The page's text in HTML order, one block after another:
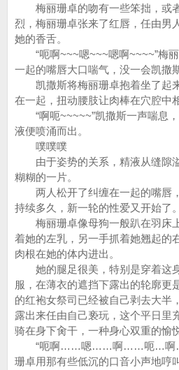
梅丽珊卓的吻有一些笨拙，或
烈，梅丽珊卓张来了红唇，任由男
她的香舌。
“呃啊~~~嗯~~~嗯啊~~~~”梅丽
一起的嘴唇大口喘气，没一会凯撒
凯撒斯将梅丽珊卓抱着坐了起
在一起，扭动腰肢让肉棒在穴腔中
“啊呃~~~~~”凯撒斯一声喘息，
液便喷涌而出。
噗噗噗
由于姿势的关系，精液从缝隙
糊糊的一片。
两人松开了纠缠在一起的嘴唇
持续多久，新一轮的性爱又开始了。
梅丽珊卓像母狗一般趴在羽床
着她的左乳，另一手抓着她翘起的
肉根在她的体内进出。
她的腿足很美，特别是穿着这
服，在薄衣的遮挡下露出的轮廓更
的红袍女祭司已经被自己剥去大半
露出来任由自己亵玩，这个平日里
骑在身下肏干，一种身心双重的愉
“呃啊……嗯……啊……呃…啊
珊卓用那有些低沉的口音小声地哼